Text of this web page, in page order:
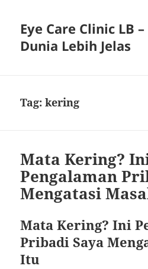
Eye Care Clinic LB
Dunia Lebih Jelas
Tag:kering
Mata Kering?
Pengalaman
Mengatasi
Mata Kering? Ini
Pribadi Saya
Itu